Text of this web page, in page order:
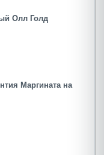
Олл Голд
Маргината на